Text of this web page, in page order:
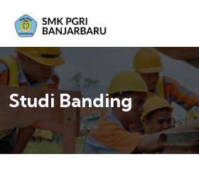
Studi Banding